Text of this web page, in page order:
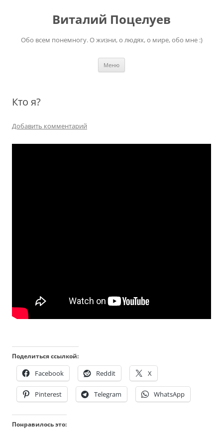
содержимомуВиталий Поцелуев
Обо всем понемногу. О жизни, о людях, о мире, обо мне :)
Меню
Кто я?
Добавить комментарий
Поделиться ссылкой:
Facebook Reddit X
Pinterest Telegram WhatsApp
Понравилось это: